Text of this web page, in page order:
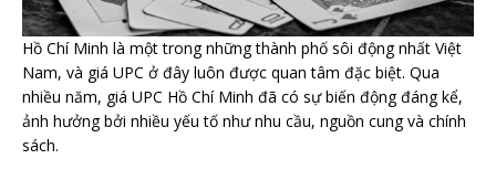
Hồ Chí Minh là một trong những thành phố sôi động nhất Việt
Nam, và giá UPC ở đây luôn được quan tâm đặc biệt. Qua
nhiều năm, giá UPC Hồ Chí Minh đã có sự biến động đáng kể,
ảnh hưởng bởi nhiều yếu tố như nhu cầu, nguồn cung và chính
sách.